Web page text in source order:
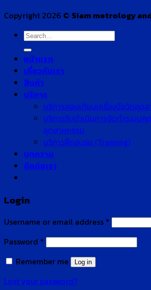
Copyright 2026 © Siam metrology
Search
for:
หน้าแรก
เกี่ยวกับเรา
สินค้า
บริการ
บริการสอบเทียบเครื่องมือวัดอุต
บริการรับดำเนินการจัดทำระบบคุ
อุตสาหกรรม
บริการฝึกอบรม (Training)
บทความ
ติดต่อเรา
Login
Username or email address *
Password *
Remember me
Log in
Lost your password?